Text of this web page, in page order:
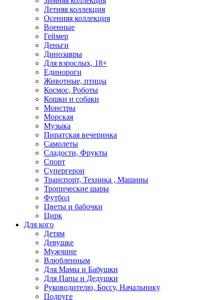
Летняя коллекция
Осенняя коллекция
Военные
Геймер
Деньги
Динозавры
Для взрослых, 18+
Единороги
Животные, птицы
Космос, Роботы
Кошки и собаки
Монстры
Морская
Музыка
Пиратская вечеринка
Самолеты
Сладости, Фрукты
Спорт
Супергерои
Транспорт, Техника , Машины
Тропические шары
Футбол
Цветы и бабочки
Цирк
Для кого
Детям
Девушке
Мужчине
Влюбленным
Для Мамы и Бабушки
Для Папы и Дедушки
Руководителю, Боссу, Начальнику
Подруге